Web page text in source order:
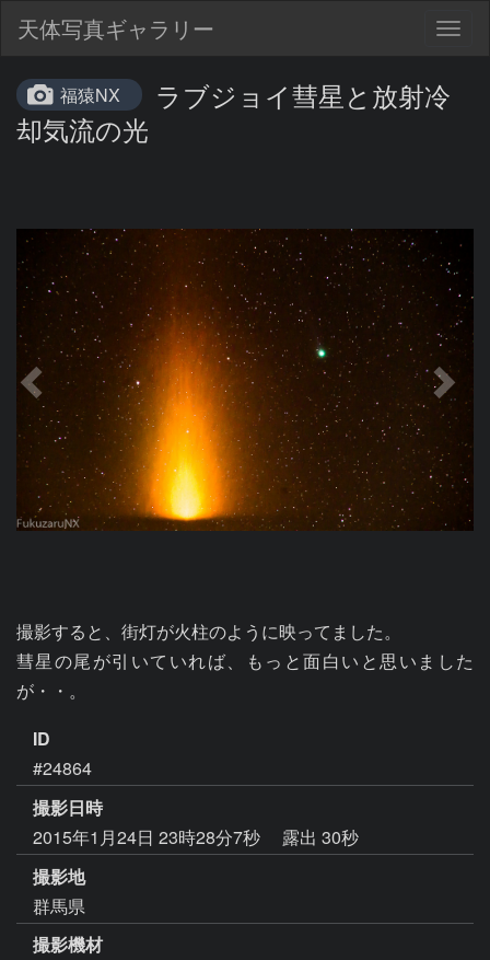
天体写真ギャラリー
福猿NX
ラブジョイ彗星と放射冷
却気流の光
撮影すると、街灯が火柱のように映ってました。
彗星の尾が引いていれば、もっと面白いと思いました
が・・。
ID
#24864
撮影日時
2015年1月24日 23時28分7秒
露出 30秒
撮影地
群馬県
撮影機材